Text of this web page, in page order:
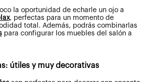
la oportunidad de echarle un ojo a
, perfectas para un momento de
total. Además, podrás combinarlas
para configurar los muebles del salón a
útiles y muy decorativas